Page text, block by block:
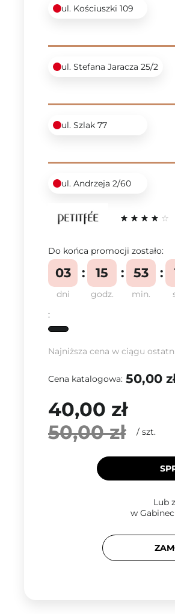
ul. Kościuszki 109
ul. Stefana Jaracza 25/2
ul. Szlak 77
ul. Andrzeja 2/60
Do końca promocji zostało:
dni
03
godz.
15
min.
53
:
Najniższa cena w ciągu
Cena katalogowa: 50,00
40,00 zł
50,00 zł
/ szt.
Lub
w